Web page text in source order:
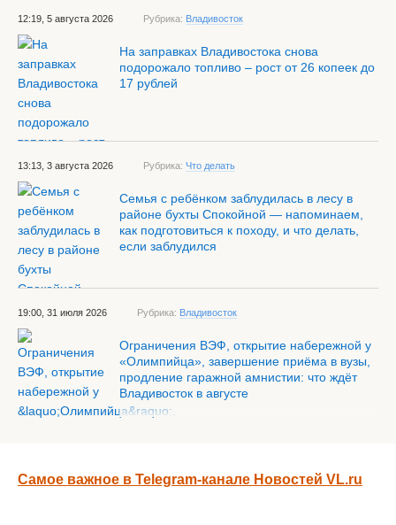
12:19, 5 августа 2026 Рубрика: Владивосток
На заправках Владивостока снова
подорожало топливо – рост от 26 копеек до
17 рублей
13:13, 3 августа 2026 Рубрика: Что делать
Семья с ребёнком заблудилась в лесу в
районе бухты Спокойной — напоминаем,
как подготовиться к походу, и что делать,
если заблудился
19:00, 31 июля 2026 Рубрика: Владивосток
Ограничения ВЭФ, открытие набережной у
«Олимпийца», завершение приёма в вузы,
продление гаражной амнистии: что ждёт
Владивосток в августе
Самое важное в Telegram-канале Новостей VL.ru